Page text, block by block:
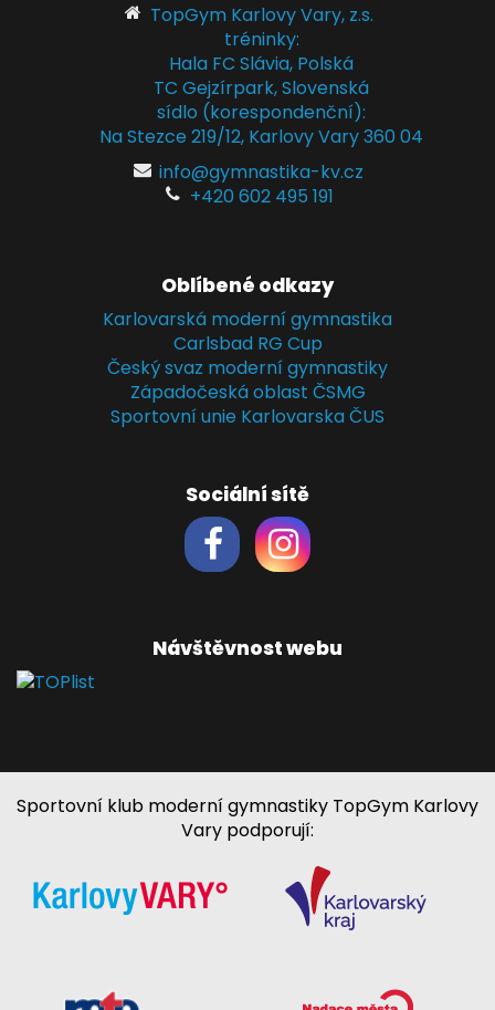
TopGym Karlovy Vary, z.s.
tréninky:
Hala FC Slávia, Polská
TC Gejzírpark, Slovenská
sídlo (korespondenční):
Na Stezce 219/12, Karlovy Vary 360 04
info@gymnastika-kv.cz
+420 602 495 191
Oblíbené odkazy
Karlovarská moderní gymnastika
Carlsbad RG Cup
Český svaz moderní gymnastiky
Západočeská oblast ČSMG
Sportovní unie Karlovarska ČUS
Sociální sítě
Návštěvnost webu
Sportovní klub moderní gymnastiky TopGym Karlovy
Vary podporují: